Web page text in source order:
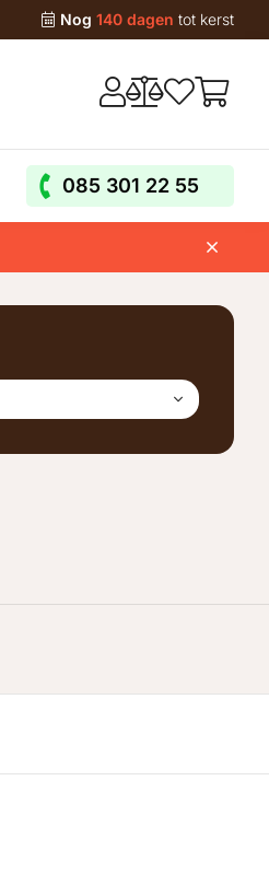
Nog 140 dagen tot kerst
085 301 22 55